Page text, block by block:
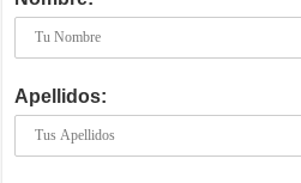
Apellidos: